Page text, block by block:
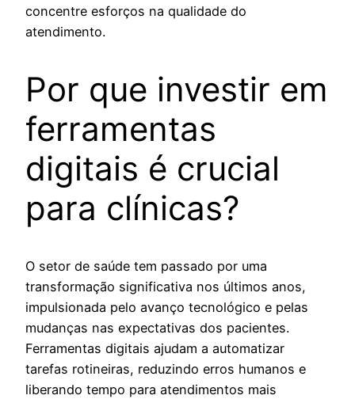
concentre esforços na qualidade do
atendimento.
Por que investir em
ferramentas
digitais é crucial
para clínicas?
O setor de saúde tem passado por uma
transformação significativa nos últimos anos,
impulsionada pelo avanço tecnológico e pelas
mudanças nas expectativas dos pacientes.
Ferramentas digitais ajudam a automatizar
tarefas rotineiras, reduzindo erros humanos e
liberando tempo para atendimentos mais